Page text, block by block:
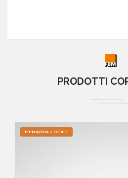
PRODOTTI
PRIMAVERA / ESTATE